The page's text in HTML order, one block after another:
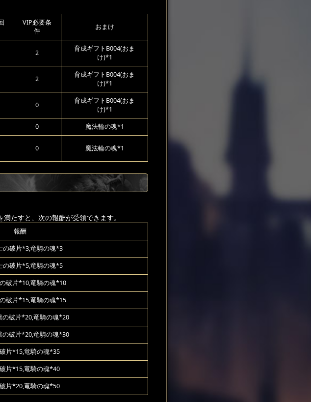
VIP必要条
件
おまけ
2
育成ギフトB004(おま
け)*1
2
育成ギフトB004(おま
け)*1
0
育成ギフトB004(おま
け)*1
0 魔法輪の魂*1
0 魔法輪の魂*1
たすと、次の報酬が受領できます。
報酬
の破片*3,竜騎の魂*3
の破片*5,竜騎の魂*5
破片*10,竜騎の魂*10
破片*15,竜騎の魂*15
の破片*20,竜騎の魂*20
の破片*20,竜騎の魂*30
片*15,竜騎の魂*35
片*15,竜騎の魂*40
片*20,竜騎の魂*50